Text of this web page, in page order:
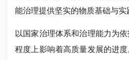
能治理提供坚实的物质基础与实
以国家治理体系和治理能力为
程度上影响着高质量发展的进